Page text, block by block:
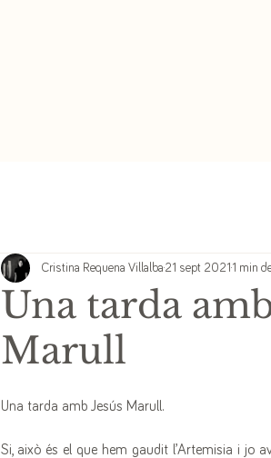
Una tarda
Marull
Cristina Requena Villalba 21 sept 2021 1 min
Una tarda amb Jesús Marull.
Si, això és el que hem gaudit l’Artemisia i jo